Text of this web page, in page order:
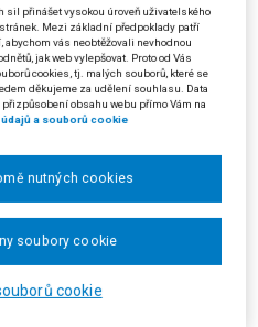
výhonky mladé silážní kukuřice, v
škoda. Znaleckým posudkem byla
cena znaleckého posudku pak
svůj nárok na náhradu škody u
epidemií, jež se konalo dne 10. 8.
výslovně přislíbit poškozeným
červené zóně, odškodnění přímo
komodit, ze dne 21. 5. 2018, byla
1 písm. h) veterinární zákona
s odkazem na ustanovení §
sil přinášet vysokou úroveň uživatelského
Mezi základní předpoklady patří
vás neobtěžovali nevhodnou
jak web vylepšovat. Proto od Vás
cookies, tj. malých souborů, které se
děkujeme za udělení souhlasu. Data
obsahu webu přímo Vám na
a souborů cookie
cookie
nutných cookies
soubory cookie